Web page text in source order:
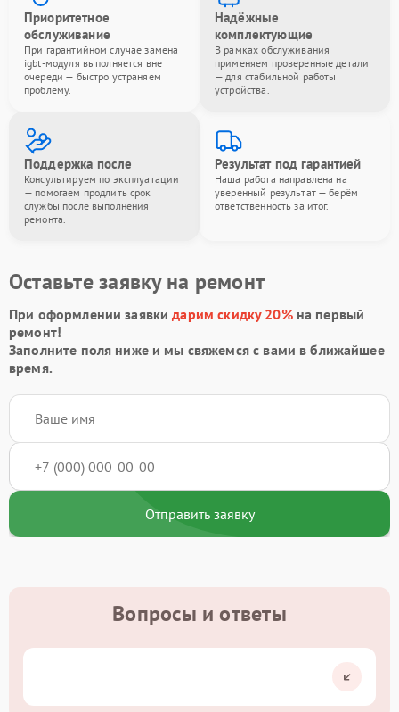
Приоритетное
обслуживание
При гарантийном случае замена
igbt-модуля выполняется вне
очереди — быстро устраняем
проблему.
Надёжные
комплектующие
В рамках обслуживания
применяем проверенные детали
— для стабильной работы
устройства.
Поддержка после
Консультируем по эксплуатации
— помогаем продлить срок
службы после выполнения
ремонта.
Результат под гарантией
Наша работа направлена на
уверенный результат — берём
ответственность за итог.
Оставьте заявку на ремонт
При оформлении заявкидарим скидку 20%на первый
ремонт!
Заполните поля ниже и мы свяжемся с вами в ближайшее
время.
Отправить заявку
Вопросы и ответы